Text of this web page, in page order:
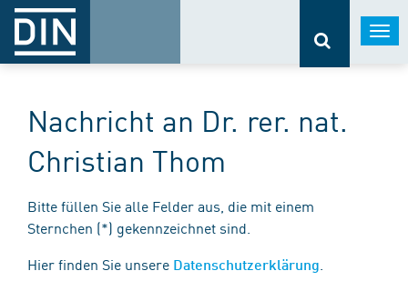
Nachricht an Dr. rer. nat.
Christian Thom
Bitte füllen Sie alle Felder aus, die mit einem
Sternchen (*) gekennzeichnet sind.
Hier finden Sie unsere Datenschutzerklärung